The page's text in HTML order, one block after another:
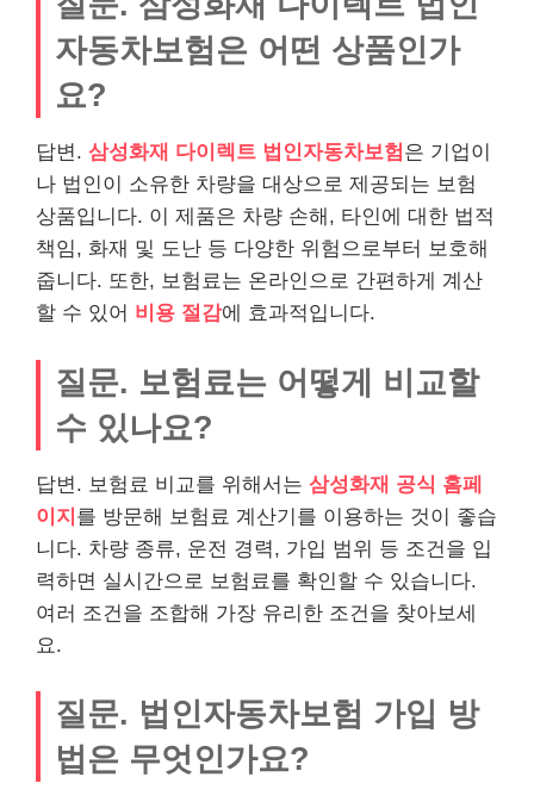
자동차보험은 어떤 상품인가
요?
답변. 삼성화재 다이렉트 법인자동차보험은 기업이
나 법인이 소유한 차량을 대상으로 제공되는 보험
상품입니다. 이 제품은 차량 손해, 타인에 대한 법적
책임, 화재 및 도난 등 다양한 위험으로부터 보호해
줍니다. 또한, 보험료는 온라인으로 간편하게 계산
할 수 있어 비용 절감에 효과적입니다.
질문. 보험료는 어떻게 비교할
수 있나요?
답변. 보험료 비교를 위해서는 삼성화재 공식 홈페
이지 를 방문해 보험료 계산기를 이용하는 것이 좋습
니다. 차량 종류, 운전 경력, 가입 범위 등 조건을 입
력하면 실시간으로 보험료를 확인할 수 있습니다.
여러 조건을 조합해 가장 유리한 조건을 찾아보세
요.
질문. 법인자동차보험 가입 방
법은 무엇인가요?